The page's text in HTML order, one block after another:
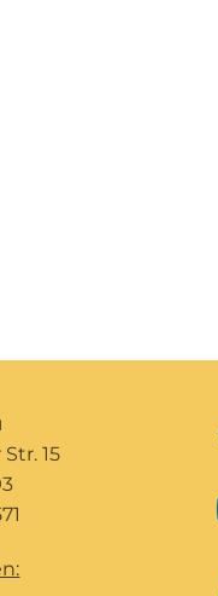
15